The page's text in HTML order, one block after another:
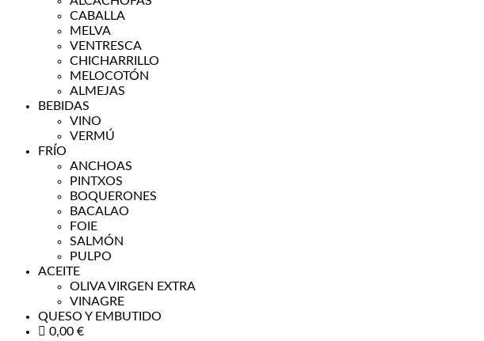
CABALLA
MELVA
VENTRESCA
CHICHARRILLO
MELOCOTÓN
ALMEJAS
BEBIDAS
VINO
VERMÚ
FRÍO
ANCHOAS
PINTXOS
BOQUERONES
BACALAO
FOIE
SALMÓN
PULPO
ACEITE
OLIVA VIRGEN EXTRA
VINAGRE
QUESO Y EMBUTIDO
0,00 €